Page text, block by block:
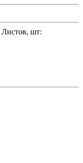
Листов, шт: